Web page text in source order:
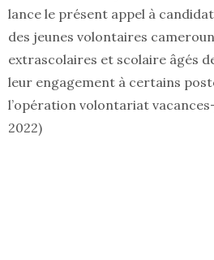
lance le présent appel à
des jeunes volontaires
extrascolaires et scolaire âgés
leur engagement à certains
l’opération volontariat
2022)